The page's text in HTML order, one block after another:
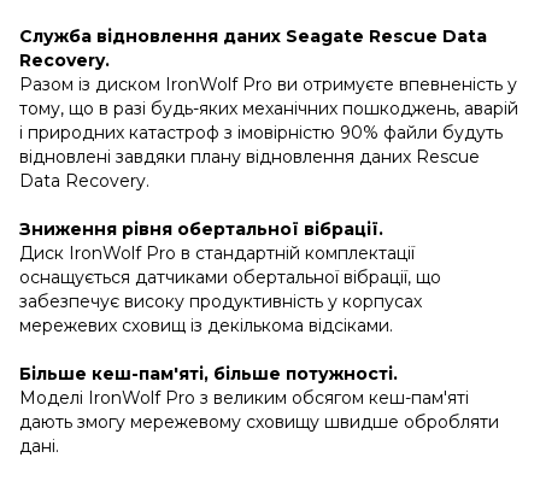
Служба відновлення даних Seagate Rescue Data
Recovery.
Разом із диском IronWolf Pro ви отримуєте впевненість у
тому, що в разі будь-яких механічних пошкоджень, аварій
і природних катастроф з імовірністю 90% файли будуть
відновлені завдяки плану відновлення даних Rescue
Data Recovery.
Зниження рівня обертальної вібрації.
Диск IronWolf Pro в стандартній комплектації
оснащується датчиками обертальної вібрації, що
забезпечує високу продуктивність у корпусах
мережевих сховищ із декількома відсіками.
Більше кеш-пам'яті, більше потужності.
Моделі IronWolf Pro з великим обсягом кеш-пам'яті
дають змогу мережевому сховищу швидше обробляти
дані.